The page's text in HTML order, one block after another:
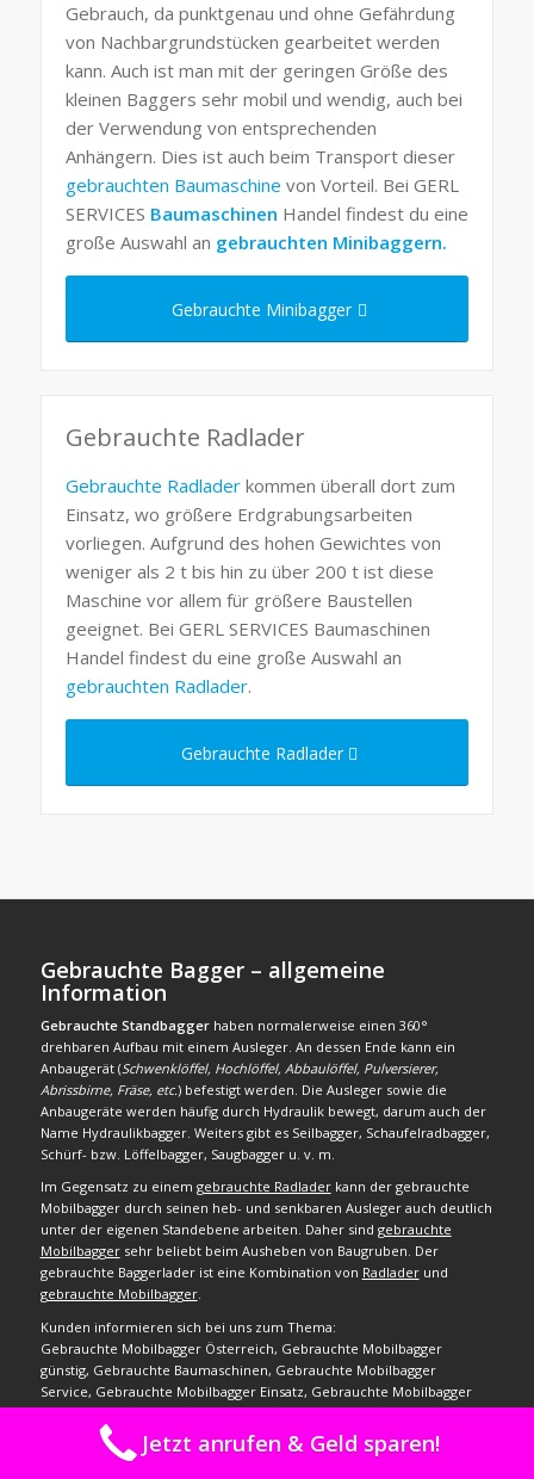
Gebrauch, da punktgenau und ohne Gefährdung
von Nachbargrundstücken gearbeitet werden
kann. Auch ist man mit der geringen Größe des
kleinen Baggers sehr mobil und wendig, auch bei
der Verwendung von entsprechenden
Anhängern. Dies ist auch beim Transport dieser
gebrauchten Baumaschine von Vorteil. Bei GERL
SERVICES Baumaschinen Handel findest du eine
große Auswahl an gebrauchten Minibaggern.
Gebrauchte Minibagger
Gebrauchte Radlader
Gebrauchte Radladerkommen überall dort zum
Einsatz, wo größere Erdgrabungsarbeiten
vorliegen. Aufgrund des hohen Gewichtes von
weniger als 2 t bis hin zu über 200 t ist diese
Maschine vor allem für größere Baustellen
geeignet. Bei GERL SERVICES Baumaschinen
Handel findest du eine große Auswahl an
gebrauchten Radlader.
Gebrauchte Radlader
Gebrauchte Bagger – allgemeine
Information
Gebrauchte Standbaggerhaben normalerweise einen 360°
drehbaren Aufbau mit einem Ausleger. An dessen Ende kann ein
Anbaugerät (Schwenklöffel, Hochlöffel, Abbaulöffel, Pulversierer,
Abrissbirne, Fräse, etc.) befestigt werden. Die Ausleger sowie die
Anbaugeräte werden häufig durch Hydraulik bewegt, darum auch der
Name Hydraulikbagger. Weiters gibt es Seilbagger, Schaufelradbagger,
Schürf- bzw. Löffelbagger, Saugbagger u. v. m.
Im Gegensatz zu einem gebrauchte Radladerkann der gebrauchte
Mobilbagger durch seinen heb- und senkbaren Ausleger auch deutlich
unter der eigenen Standebene arbeiten. Daher sind gebrauchte
Mobilbaggersehr beliebt beim Ausheben von Baugruben. Der
gebrauchte Baggerlader ist eine Kombination von Radladerund
gebrauchte Mobilbagger.
Kunden informieren sich bei uns zum Thema:
Gebrauchte Mobilbagger Österreich, Gebrauchte Mobilbagger
günstig, Gebrauchte Baumaschinen, Gebrauchte Mobilbagger
Service, Gebrauchte Mobilbagger Einsatz, Gebrauchte Mobilbagger
Wartung, Gebrauchte Mobilbagger Verwendung. Gebrauchte
Mobilbagger Zustand, Gebrauchte Mobilbagger Anbieter, Gebrauchte
Mobilbagger Terex, Gebrauchte Mobilbagger Komatsu,
Jetzt anrufen & Geld sparen!